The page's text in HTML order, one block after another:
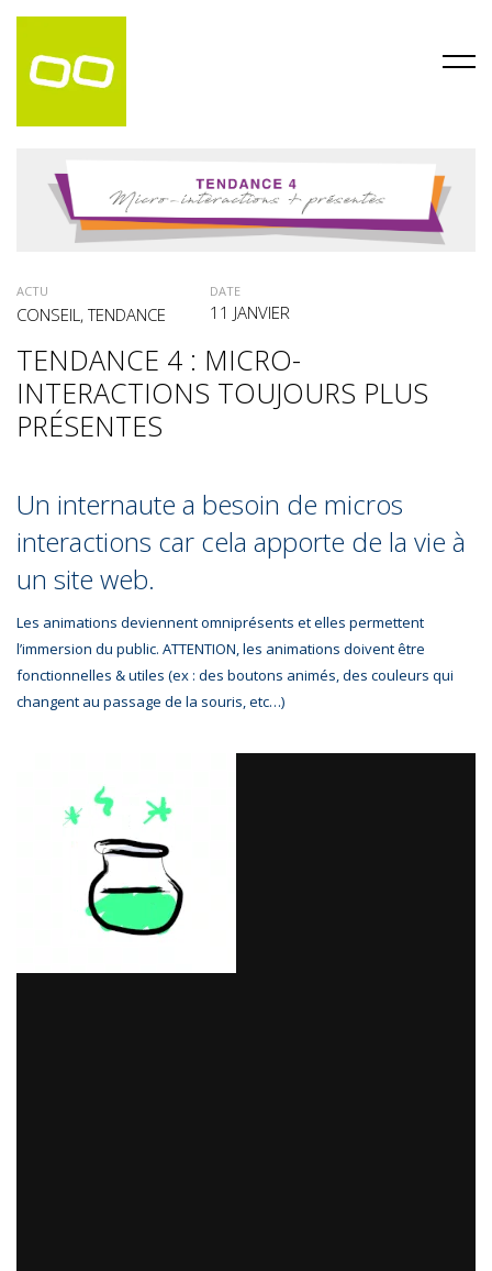
ACTU
CONSEIL, TENDANCE
DATE
11 JANVIER
TENDANCE 4 : MICRO-
INTERACTIONS TOUJOURS PLUS
PRÉSENTES
Un internaute a besoin de micros
interactions car cela apporte de la vie à
un site web.
Les animations deviennent omniprésents et elles permettent
l’immersion du public. ATTENTION,les animations doivent être
fonctionnelles & utiles (ex : des boutons animés, des couleurs qui
changent au passage de la souris, etc…)